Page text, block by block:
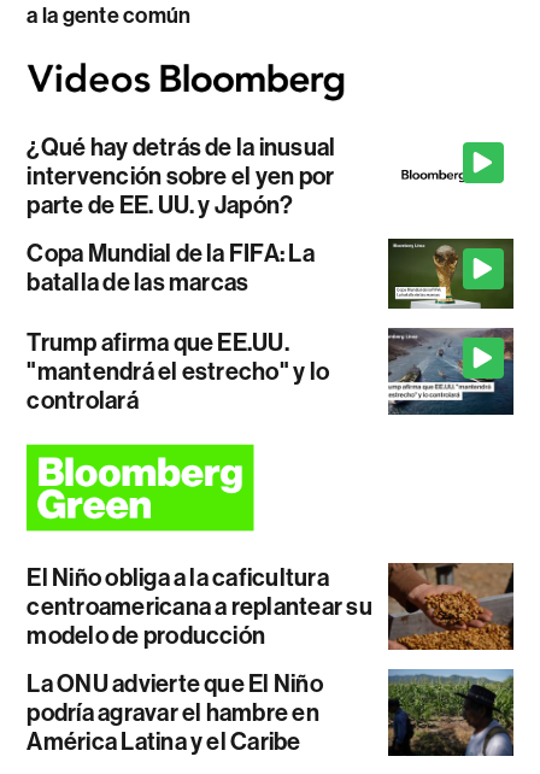
a la gente común
¿Qué hay detrás de la inusual
intervención sobre el yen por
parte de EE. UU. y Japón?
Copa Mundial de la FIFA: La
batalla de las marcas
Trump afirma que EE.UU.
"mantendrá el estrecho" y lo
controlará
El Niño obliga a la caficultura
centroamericana a replantear su
modelo de producción
La ONU advierte que El Niño
podría agravar el hambre en
América Latina y el Caribe